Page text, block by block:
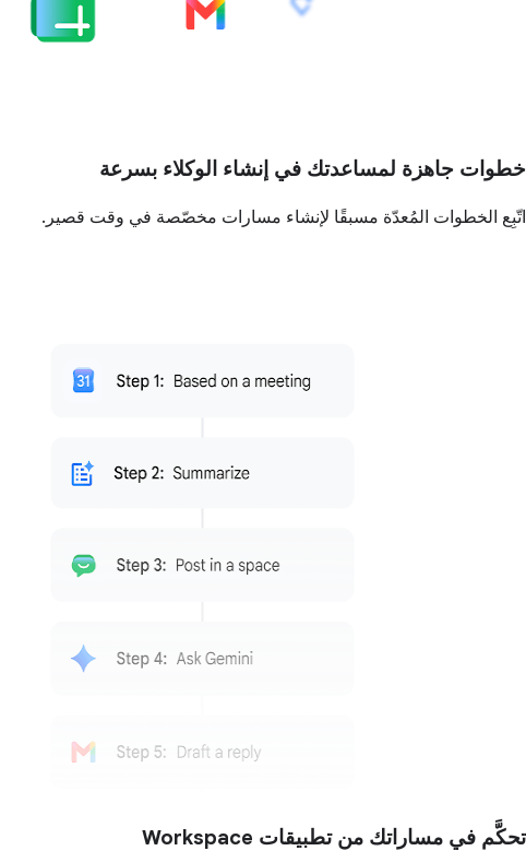
خطوات جاهزة لمساعدتك في إنشاء الوكلاء بسرعة
اتّبِع الخطوات المُعدّة مسبقًا لإنشاء مسارات مخصّصة في وقت قصير.
تحكَّم في مساراتك من تطبيقات Workspace